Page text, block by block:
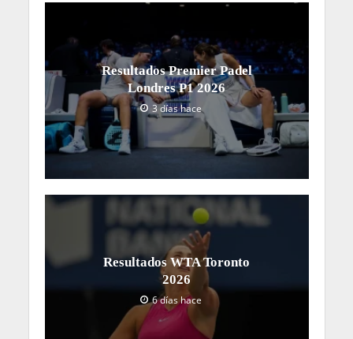
Resultados Premier Padel
Londres P1 2026
3 días hace
Resultados WTA Toronto
2026
6 días hace